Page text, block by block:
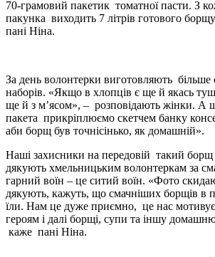
70-грамовий пакетик томатної пасти. З
пакунка виходить 7 літрів готового
пані Ніна.
За день волонтерки виготовляють
наборів. «Якщо в хлопців є ще й якась
ще й з м’ясом», – розповідають жінки. А
пакета прикріплюємо скетчем банку
аби борщ був точнісінько, як домашній».
Наші захисники на передовій такий
дякують хмельницьким волонтеркам за
гарний воїн – це ситий воїн. «Фото
дякують, кажуть, що смачніших борщів в
їли. Нам це дуже приємно, це нас
героям і далі борщі, супи та іншу
каже пані Ніна.